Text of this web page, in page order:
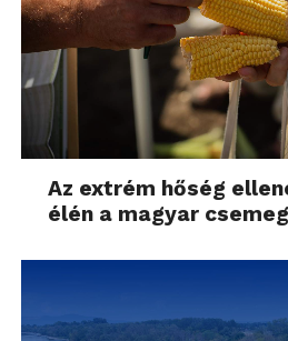
Kik jelentkezhetnek?
A Return to Work program
szakemberek jelentkezését
éve megszakították
visszatérni a munka világába
részmunkaidőben is. Mivel a
budapesti irodájában főként
matematikai modellező,
hasznos az informatikai,
Az extrém hőség
élén a magyar